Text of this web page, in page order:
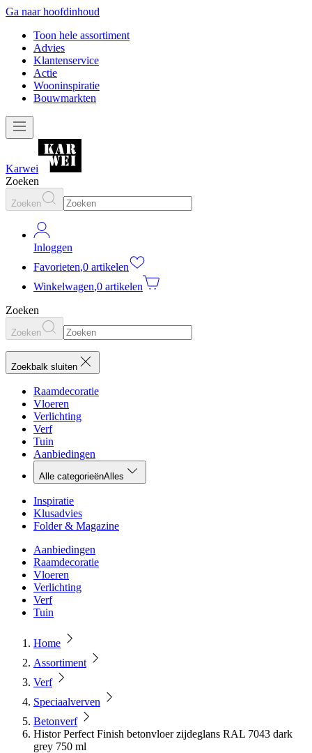
Ga naar hoofdinhoud
Toon hele assortiment
Advies
Klantenservice
Actie
Wooninspiratie
Bouwmarkten
Karwei
Zoeken
Zoeken
Inloggen
Favorieten,0 artikelen
Winkelwagen,0 artikelen
Zoeken
Zoeken
Zoekbalk sluiten
Raamdecoratie
Vloeren
Verlichting
Verf
Tuin
Aanbiedingen
Alle categorieënAlles
Inspiratie
Klusadvies
Folder & Magazine
Aanbiedingen
Raamdecoratie
Vloeren
Verlichting
Verf
Tuin
Home
Assortiment
Verf
Speciaalverven
Betonverf
Histor Perfect Finish betonvloer zijdeglans RAL 7043 dark
grey 750 ml